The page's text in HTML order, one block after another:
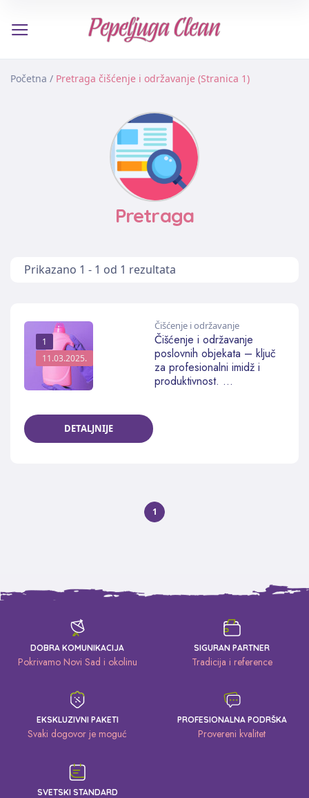
Početna / Pretraga čišćenje i održavanje (Stranica 1)
Pretraga
Prikazano 1 - 1 od 1 rezultata
1
11.03.2025.
Čišćenje i održavanje
Čišćenje i održavanje
poslovnih objekata – ključ
za profesionalni imidž i
produktivnost. ...
DETALJNIJE
1
DOBRA KOMUNIKACIJA
Pokrivamo Novi Sad i okolinu
SIGURAN PARTNER
Tradicija i reference
EKSKLUZIVNI PAKETI
Svaki dogovor je moguć
PROFESIONALNA PODRŠKA
Provereni kvalitet
SVETSKI STANDARD